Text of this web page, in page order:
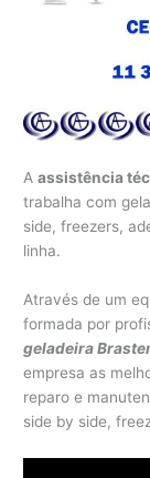
Aassistência
trabalha com
side, freezers,
linha.
Através de um
formada por
geladeira
empresa as
reparo e
side by side,